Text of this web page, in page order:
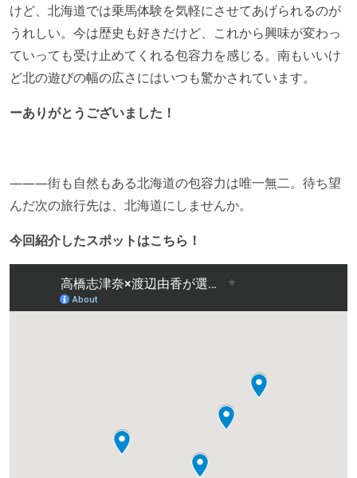
けど、北海道では乗馬体験を気軽にさせてあげられるのが
うれしい。今は歴史も好きだけど、これから興味が変わっ
ていっても受け止めてくれる包容力を感じる。南もいいけ
ど北の遊びの幅の広さにはいつも驚かされています。
ーありがとうございました！
―――街も自然もある北海道の包容力は唯一無二。待ち望
んだ次の旅行先は、北海道にしませんか。
今回紹介したスポットはこちら！